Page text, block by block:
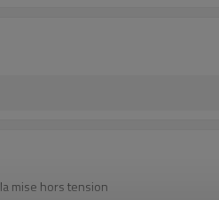
la mise hors tension